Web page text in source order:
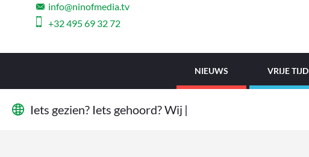
info@ninofmedia.tv
+32 495 69 32 72
NIEUWS VRIJE TIJD
Iets gezien? Iets gehoord?Wij w